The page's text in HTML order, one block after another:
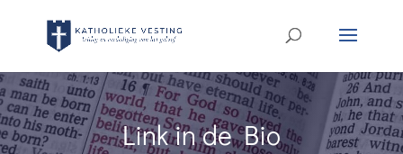
Link in de Bio